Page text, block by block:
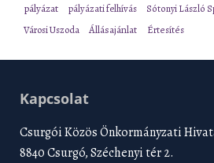
pályázat pályázati felhívás Sótonyi László
Városi Uszoda
Állásajánlat Értesítés
Kapcsolat
Csurgói Közös Önkormányzati
8840 Csurgó, Széchenyi tér 2.